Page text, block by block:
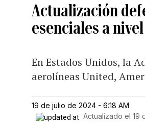
Actualización
esenciales a
En Estados Unidos, la
aerolíneas United,
19 de julio de 2024 - 6:18 AM
Actualizado el19